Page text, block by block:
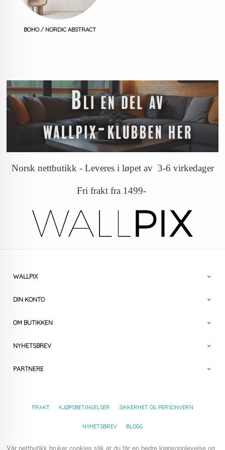
BOHO / NORDIC ABSTRACT
Norsk nettbutikk - Leveres i løpet av 3-6 virkedager
Fri frakt fra 1499-
WALLPIX
DIN KONTO
OM BUTIKKEN
NYHETSBREV
PARTNERE
FRAKT KJØPSBETINGELSER SIKKERHET OG PERSONVERN
NYHETSBREV BLOGG
Vår nettbutikk bruker cookies slik at du får en bedre kjøpsopplevelse og